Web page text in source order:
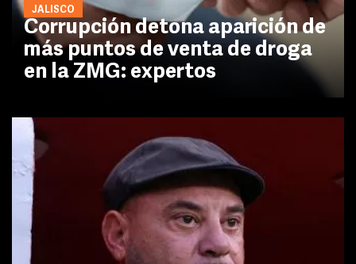
JALISCO
Corrupción detona aparición de
más puntos de venta de droga
en la ZMG: expertos